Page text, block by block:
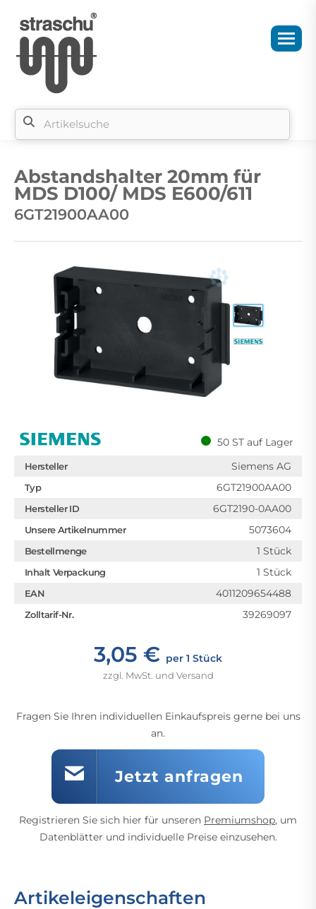
Abstandshalter 20mm für
MDS D100/ MDS E600/611
6GT21900AA00
50 ST auf Lager
Hersteller Siemens AG
Typ 6GT21900AA00
Hersteller ID 6GT2190-0AA00
Unsere Artikelnummer 5073604
Bestellmenge 1 Stück
Inhalt Verpackung 1 Stück
EAN 4011209654488
Zolltarif-Nr. 39269097
3,05 € per 1 Stück
zzgl. MwSt. und Versand
Fragen Sie Ihren individuellen Einkaufspreis gerne bei uns
an.
Jetzt anfragen
Registrieren Sie sich hier für unseren Premiumshop, um
Datenblätter und individuelle Preise einzusehen.
Artikeleigenschaften